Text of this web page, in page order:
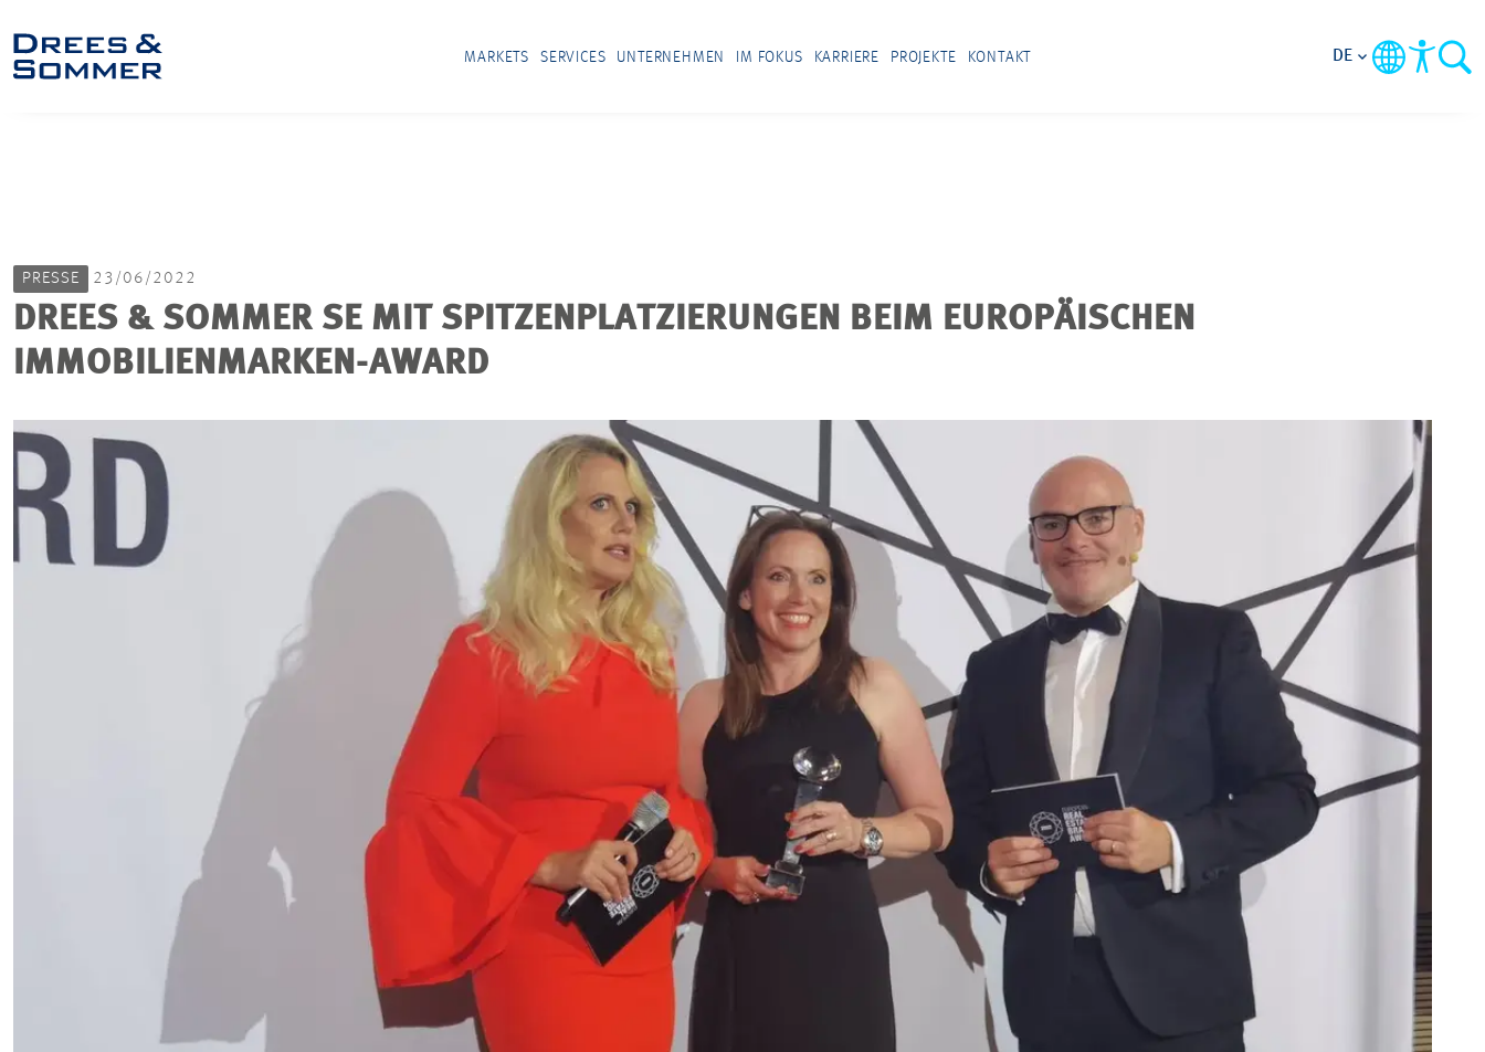
MARKETS SERVICES UNTERNEHMEN IM FOKUS KARRIERE PROJEKTE KONTAKT DE
PRESSE 23/06/2022
DREES & SOMMER SE MIT SPITZENPLATZIERUNGEN BEIM EUROPÄISCHEN
IMMOBILIENMARKEN-AWARD